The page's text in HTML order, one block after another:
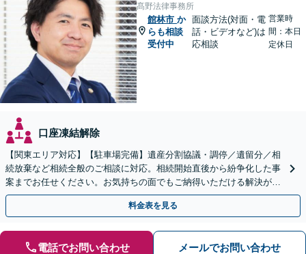
髙野法律事務所
館林市 か
らも相談
受付中
面談方法(対面・電
話・ビデオなど)は
応相談
営業時
間：本日
定休日
口座凍結解除
【関東エリア対応】【駐車場完備】遺産分割協議・調停／遺留分／相
続放棄など相続全般のご相談に対応。相続開始直後から紛争化した事
案までお任せください。お気持ちの面でもご納得いただける解決がで
きるよう粘り強く対応いたします【休日・夜間対応可】
料金表を見る
電話でお問い合わせ メールでお問い合わせ